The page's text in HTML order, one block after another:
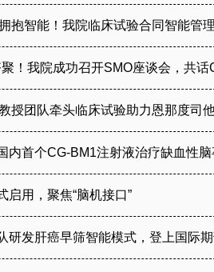
抱智能！我院临床试验合同智能管
聚！我院成功召开SMO座谈会，共
授团队牵头临床试验助力恩那度司
内首个CG-BM1注射液治疗缺血性
启用，聚焦“脑机接口”
研发肝癌早筛智能模式，登上国际期